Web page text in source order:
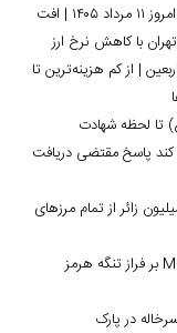
قیمت طلا و سکه امروز ۱۱ مرداد ۱۴۰۵ | افت
با کاهش نرخ ارز
| از کم هزینه‌ترین تا
لحظه شهادت
کند پاسخ مقتضی دریافت
بیش از ۳ میلیون زائر از تمام مرز‌های